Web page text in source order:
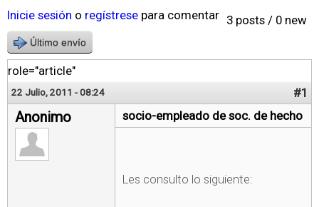
3 posts / 0 new
Inicie sesión o regístrese para comentar
Último envío
role="article"
22 Julio, 2011 - 08:24 #1
Anonimo socio-empleado de soc. de hecho
Les consulto lo siguiente: